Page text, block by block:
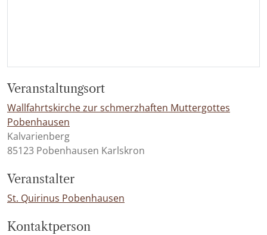
Veranstaltungsort
Wallfahrtskirche zur schmerzhaften Muttergottes
Pobenhausen
Kalvarienberg
85123 Pobenhausen Karlskron
Veranstalter
St. Quirinus Pobenhausen
Kontaktperson